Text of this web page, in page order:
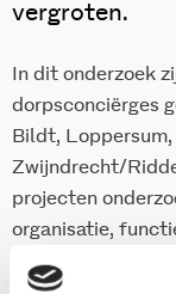
vergroten.
In dit onderzoek
dorpsconciërges
Bildt, Loppersum,
Zwijndrecht/
projecten
organisatie,
opdrachtgever,